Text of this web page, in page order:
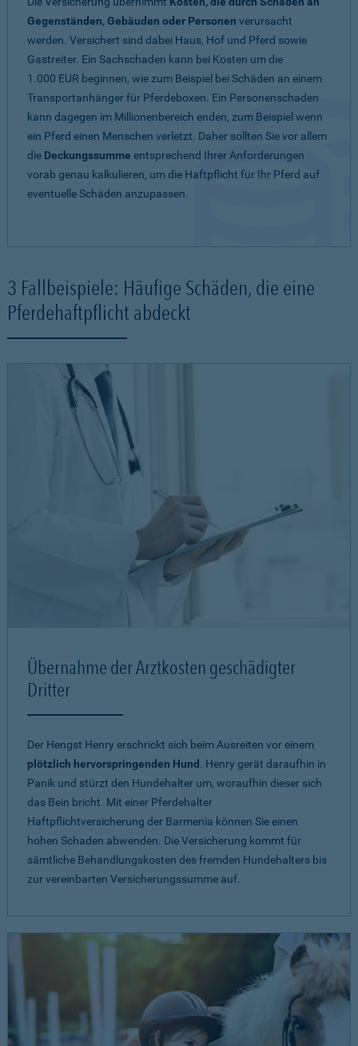
Gegenständen, Gebäuden oder Personen verursacht
werden. Versichert sind dabei Haus, Hof und Pferd sowie
Gastreiter. Ein Sachschaden kann bei Kosten um die
1.000 EUR beginnen, wie zum Beispiel bei Schäden an einem
Transportanhänger für Pferdeboxen. Ein Personenschaden
kann dagegen im Millionenbereich enden, zum Beispiel wenn
ein Pferd einen Menschen verletzt. Daher sollten Sie vor allem
die Deckungssumme entsprechend Ihrer Anforderungen
vorab genau kalkulieren, um die Haftpflicht für Ihr Pferd auf
eventuelle Schäden anzupassen.
3 Fallbeispiele: Häufige Schäden, die eine
Pferdehaftpflicht abdeckt
Übernahme der Arztkosten geschädigter
Dritter
Der Hengst Henry erschrickt sich beim Ausreiten vor einem
plötzlich hervorspringenden Hund . Henry gerät daraufhin in
Panik und stürzt den Hundehalter um, woraufhin dieser sich
das Bein bricht. Mit einer Pferdehalter
Haftpflichtversicherung der Barmenia können Sie einen
hohen Schaden abwenden. Die Versicherung kommt für
sämtliche Behandlungskosten des fremden Hundehalters bis
zur vereinbarten Versicherungssumme auf.